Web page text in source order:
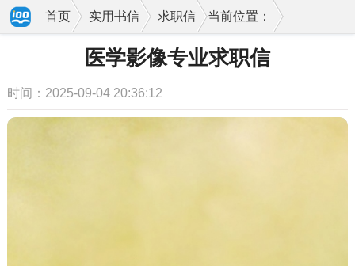
当前位置：
首页 实用书信 求职信
医学影像专业求职信
时间：2025-09-04 20:36:12